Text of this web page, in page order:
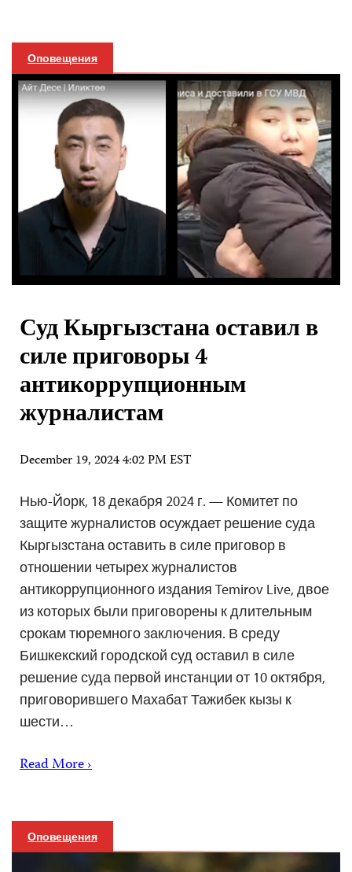
Оповещения
Суд Кыргызстана оставил в
силе приговоры 4
антикоррупционным
журналистам
December 19, 2024 4:02 PM EST
Нью-Йорк, 18 декабря 2024 г. — Комитет по
защите журналистов осуждает решение суда
Кыргызстана оставить в силе приговор в
отношении четырех журналистов
антикоррупционного издания Temirov Live, двое
из которых были приговорены к длительным
срокам тюремного заключения. В среду
Бишкекский городской суд оставил в силе
решение суда первой инстанции от 10 октября,
приговорившего Махабат Тажибек кызы к
шести…
Read More ›
Оповещения